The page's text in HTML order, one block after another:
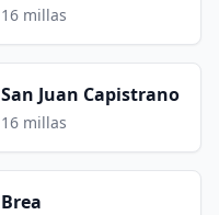
16 millas
San Juan Capistrano
16 millas
Brea